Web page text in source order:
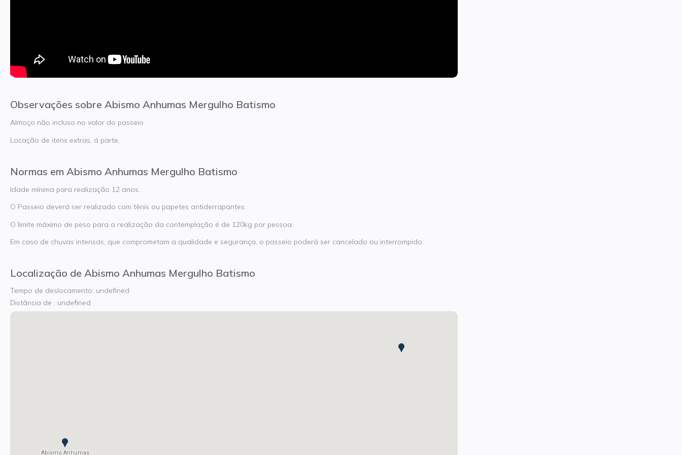
Observações sobre Abismo Anhumas Mergulho Batismo
Almoço não incluso no valor do passeio.
Locação de itens extras, á parte.
Normas em Abismo Anhumas Mergulho Batismo
Idade mínima para realização 12 anos.
O Passeio deverá ser realizado com tênis ou papetes antiderrapantes.
O limite máximo de peso para a realização da contemplação é de 120kg por pessoa.
Em caso de chuvas intensas, que comprometam a qualidade e segurança, o passeio poderá ser cancelado ou interrompido.
Localização de Abismo Anhumas Mergulho Batismo
Tempo de deslocamento: undefined
Distância de : undefined
Abismo Anhumas